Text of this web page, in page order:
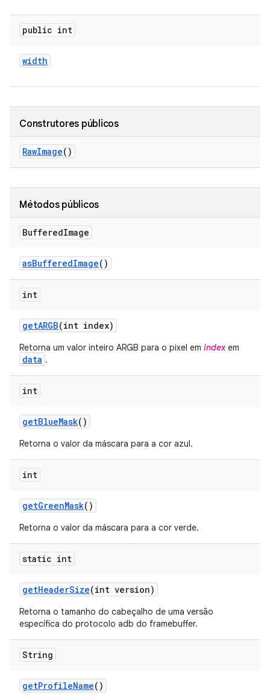
public int
width
Construtores públicos
RawImage()
Métodos públicos
BufferedImage
asBufferedImage()
int
getARGB(int index)
Retorna um valor inteiro ARGB para o pixel em indexem
data .
int
getBlueMask()
Retorna o valor da máscara para a cor azul.
int
getGreenMask()
Retorna o valor da máscara para a cor verde.
static int
getHeaderSize(int version)
Retorna o tamanho do cabeçalho de uma versão
específica do protocolo adb do framebuffer.
String
getProfileName()